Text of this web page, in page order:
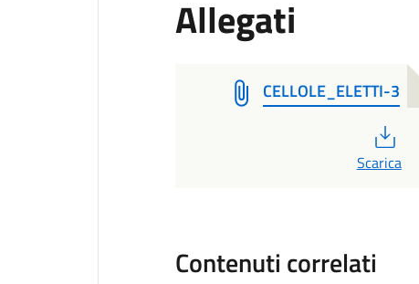
Allegati
CELLOLE_ELETTI-3
Scarica
Contenuti correlati